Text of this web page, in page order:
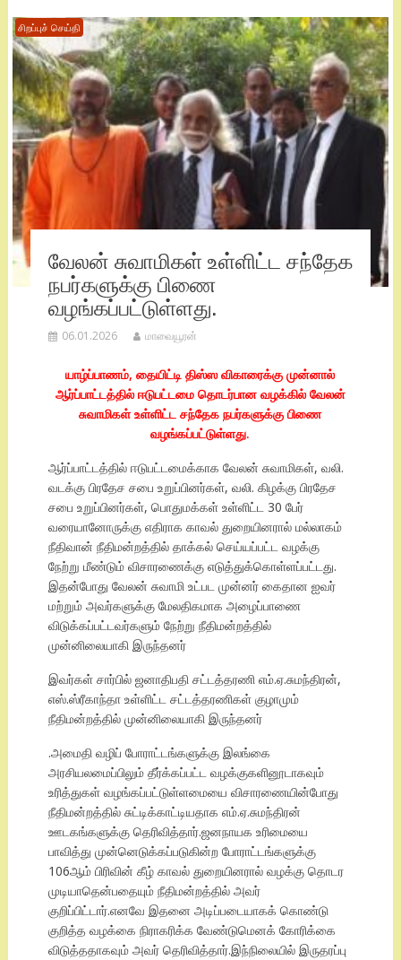
சிறப்புச் செய்தி
வேலன் சுவாமிகள் உள்ளிட்ட சந்தேக
நபர்களுக்கு பிணை
வழங்கப்பட்டுள்ளது.
06.01.2026 மாவையூரன்
யாழ்ப்பாணம், தையிட்டி திஸ்ஸ விகாரைக்கு முன்னால்
ஆர்ப்பாட்டத்தில் ஈடுபட்டமை தொடர்பான வழக்கில் வேலன்
சுவாமிகள் உள்ளிட்ட சந்தேக நபர்களுக்கு பிணை
வழங்கப்பட்டுள்ளது.
ஆர்ப்பாட்டத்தில் ஈடுபட்டமைக்காக வேலன் சுவாமிகள், வலி.
வடக்கு பிரதேச சபை உறுப்பினர்கள், வலி. கிழக்கு பிரதேச
சபை உறுப்பினர்கள், பொதுமக்கள் உள்ளிட்ட 30 பேர்
வரையானோருக்கு எதிராக காவல் துறையினரால் மல்லாகம்
நீதிவான் நீதிமன்றத்தில் தாக்கல் செய்யப்பட்ட வழக்கு
நேற்று மீண்டும் விசாரணைக்கு எடுத்துக்கொள்ளப்பட்டது.
இதன்போது வேலன் சுவாமி உட்பட முன்னர் கைதான ஐவர்
மற்றும் அவர்களுக்கு மேலதிகமாக அழைப்பாணை
விடுக்கப்பட்டவர்களும் நேற்று நீதிமன்றத்தில்
முன்னிலையாகி இருந்தனர்
இவர்கள் சார்பில் ஜனாதிபதி சட்டத்தரணி எம்.ஏ.சுமந்திரன்,
எஸ்.ஸ்ரீகாந்தா உள்ளிட்ட சட்டத்தரணிகள் குழாமும்
நீதிமன்றத்தில் முன்னிலையாகி இருந்தனர்
.அமைதி வழிப் போராட்டங்களுக்கு இலங்கை
அரசியலமைப்பிலும் தீர்க்கப்பட்ட வழக்குகளினூடாகவும்
உரித்துகள் வழங்கப்பட்டுள்ளமையை விசாரணையின்போது
நீதிமன்றத்தில் சுட்டிக்காட்டியதாக எம்.ஏ.சுமந்திரன்
ஊடகங்களுக்கு தெரிவித்தார்.ஜனநாயக உரிமையை
பாவித்து முன்னெடுக்கப்படுகின்ற போராட்டங்களுக்கு
106ஆம் பிரிவின் கீழ் காவல் துறையினரால் வழக்கு தொடர
முடியாதென்பதையும் நீதிமன்றத்தில் அவர்
குறிப்பிட்டார்.எனவே இதனை அடிப்படையாகக் கொண்டு
குறித்த வழக்கை நிராகரிக்க வேண்டுமெனக் கோரிக்கை
விடுத்ததாகவும் அவர் தெரிவித்தார்.இந்நிலையில் இருதரப்பு